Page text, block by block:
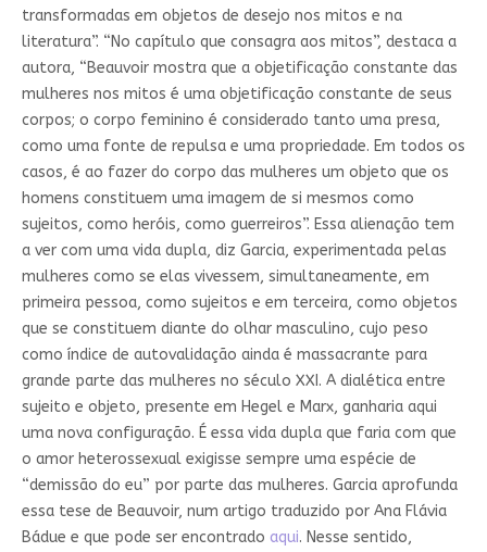
transformadas em objetos de desejo nos mitos e na
literatura”. “No capítulo que consagra aos mitos”, destaca a
autora, “Beauvoir mostra que a objetificação constante das
mulheres nos mitos é uma objetificação constante de seus
corpos; o corpo feminino é considerado tanto uma presa,
como uma fonte de repulsa e uma propriedade. Em todos os
casos, é ao fazer do corpo das mulheres um objeto que os
homens constituem uma imagem de si mesmos como
sujeitos, como heróis, como guerreiros”. Essa alienação tem
a ver com uma vida dupla, diz Garcia, experimentada pelas
mulheres como se elas vivessem, simultaneamente, em
primeira pessoa, como sujeitos e em terceira, como objetos
que se constituem diante do olhar masculino, cujo peso
como índice de autovalidação ainda é massacrante para
grande parte das mulheres no século XXI. A dialética entre
sujeito e objeto, presente em Hegel e Marx, ganharia aqui
uma nova configuração. É essa vida dupla que faria com que
o amor heterossexual exigisse sempre uma espécie de
“demissão do eu” por parte das mulheres. Garcia aprofunda
essa tese de Beauvoir, num artigo traduzido por Ana Flávia
Bádue e que pode ser encontrado aqui. Nesse sentido,